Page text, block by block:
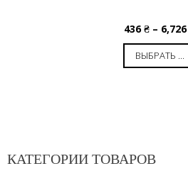
436₴ – 6,726
ВЫБРАТЬ ...
КАТЕГОРИИ ТОВАРОВ